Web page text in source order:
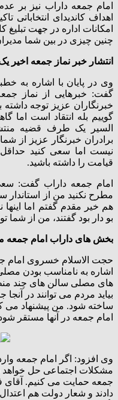
امام جمعه داراب نیز بر
اهداف کاندیدای انتخاباتی
امکانات اداره در جهت
چنین چیزی در بین شما
انتشار خبر نماز جمعه اخیر
وی در پایان با اشاره به
گفت: خبرهایی از نماز
خبرنگاران عزیز توجه
گوییم بله انتقاد است
السیر یک طرف قضیه
برادران خبرنگار عزیز از
نیست اما سعی کنید حداقل
قیامت را داشته باشید.
امام جمعه داراب گفت:
مطرح نکنید من از استاندار
هم خیر مقدم گفتم اما
بو دار بود گفتند، من از شما
بخش های داراب امام جمعه
حجت الاسلام خسروی امام
اشاره به نامناسب بودن
های مصلی سالن های چند
بیاید مردم می توانند در
ساخته شود. من پیشنهاد می
امام جمعه در آنها مستقر
وی افزود: اگر امام جمعه
مشکلات اجتماعی حل خواهد
جمعه حمایت می کنیم. آقای
دادند و شعار دولت هم